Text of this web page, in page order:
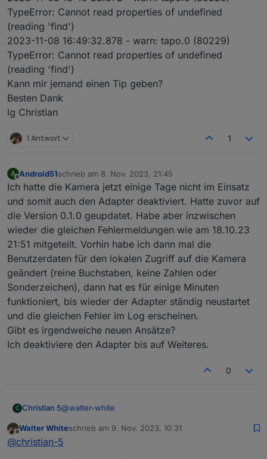
"Kompatibilität mit Drittanbietern" auf "ON"
tapo.0
tapo.0
tapo.0
Unable
tapo.0
2023-11-08 16:17:00.594	error	Error:
tapo.0
2023-11-08 16:16:50.598	error	Error:
tapo.0
2023-11-08 16:16:40.623	error	Error:
tapo.0
2023-11-08 16:16:10.592	error	Error:
tapo.0
2023-11-08 16:16:00.575	error	Error:
2023-11-08 16:15:50.598	error	Error:
tapo.0
2023-11-08 16:15:40.598	error	Error:
tapo.0
2023-11-08 16:15:31.103	error	Error:
TypeError: Cannot read properties of undefined
(reading 'find')
2023-11-08 16:49:32.878 - warn: tapo.0 (80229)
TypeError: Cannot read properties of undefined
(reading 'find')
Kann mir jemand einen Tip geben?
Besten Dank
lg Christian
1 Antwort 1
A
Offline
Android51schrieb am 8. Nov. 2023, 21:45
zuletzt editiert von
Ich hatte die Kamera jetzt einige Tage nicht im Einsatz
und somit auch den Adapter deaktiviert. Hatte zuvor auf
die Version 0.1.0 geupdatet. Habe aber inzwischen
wieder die gleichen Fehlermeldungen wie am 18.10.23
21:51 mitgeteilt. Vorhin habe ich dann mal die
Benutzerdaten für den lokalen Zugriff auf die Kamera
geändert (reine Buchstaben, keine Zahlen oder
Sonderzeichen), dann hat es für einige Minuten
funktioniert, bis wieder der Adapter ständig neustartet
und die gleichen Fehler im Log erscheinen.
Gibt es irgendwelche neuen Ansätze?
Ich deaktiviere den Adapter bis auf Weiteres.
0
C Christian 5@walter-white
Hallo an alle, ich bekomme immer diese
Fehlermeldung. 2023-11-08 16:48:52.870 - warn:
Offline
Walter Whiteschrieb am 9. Nov. 2023, 10:31
zuletzt editiert von
@christian-5